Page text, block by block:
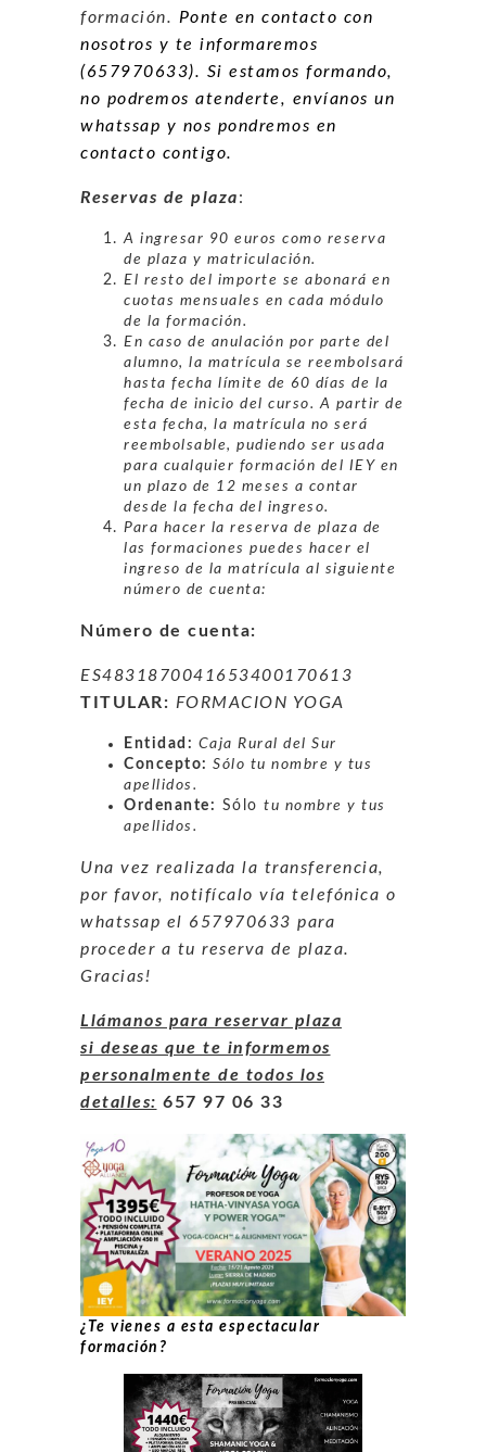
formación. Ponte en contacto con
nosotros y te informaremos
(657970633). Si estamos formando,
no podremos atenderte, envíanos un
whatssap y nos pondremos en
contacto contigo.
Reservas de plaza:
A ingresar 90 euros como reserva
de plaza y matriculación.
El resto del importe se abonará en
cuotas mensuales en cada módulo
de la formación.
En caso de anulación por parte del
alumno, la matrícula se reembolsará
hasta fecha límite de 60 días de la
fecha de inicio del curso. A partir de
esta fecha, la matrícula no será
reembolsable, pudiendo ser usada
para cualquier formación del IEY en
un plazo de 12 meses a contar
desde la fecha del ingreso.
Para hacer la reserva de plaza de
las formaciones puedes hacer el
ingreso de la matrícula al siguiente
número de cuenta:
Número de cuenta:
ES4831870041653400170613
TITULAR: FORMACION YOGA
Entidad: Caja Rural del Sur
Concepto: Sólo tu nombre y tus
apellidos.
Ordenante: Sólo tu nombre y tus
apellidos.
Una vez realizada la transferencia,
por favor, notifícalo vía telefónica o
whatssap el 657970633 para
proceder a tu reserva de plaza.
Gracias!
Llámanos para reservar plaza
si deseas que te informemos
personalmente de todos los
detalles: 657 97 06 33
¿Te vienes a esta espectacular
formación?